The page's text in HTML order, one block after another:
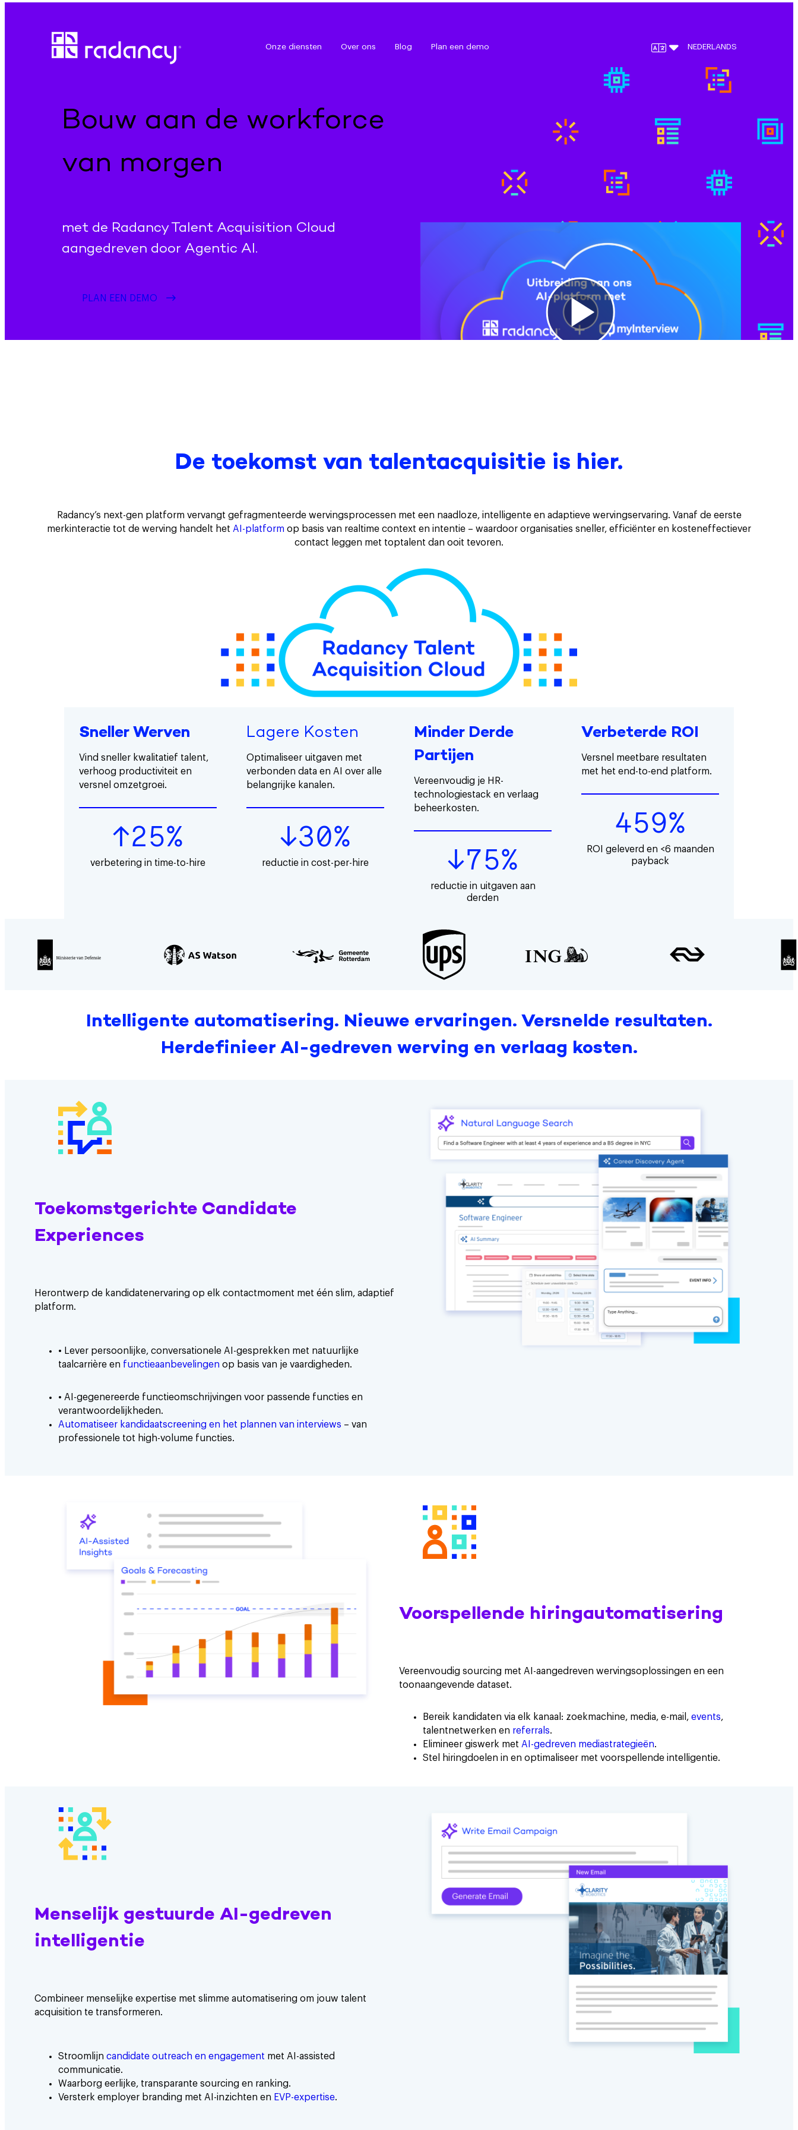
Onze diensten Over ons Blog Plan een demo NEDERLANDS
Bouw aan de workforce
van morgen
met de Radancy Talent Acquisition Cloud
aangedreven door Agentic AI.
PLAN EEN DEMO
De toekomst van talentacquisitie is hier.
Radancy’s next-gen platform vervangt gefragmenteerde wervingsprocessen met een naadloze, intelligente en adaptieve wervingservaring. Vanaf de eerste
merkinteractie tot de werving handelt het AI-platform op basis van realtime context en intentie – waardoor organisaties sneller, efficiënter en kosteneffectiever
contact leggen met toptalent dan ooit tevoren.
Sneller Werven
Vind sneller kwalitatief talent,
verhoog productiviteit en
versnel omzetgroei.
↑25%
verbetering in time-to-hire
Lagere Kosten
Optimaliseer uitgaven met
verbonden data en AI over alle
belangrijke kanalen.
↓30%
reductie in cost-per-hire
Minder Derde
Partijen
Vereenvoudig je HR-
technologiestack en verlaag
beheerkosten.
↓75%
reductie in uitgaven aan
derden
Verbeterde ROI
Versnel meetbare resultaten
met het end-to-end platform.
459%
ROI geleverd en <6 maanden
payback
Intelligente automatisering. Nieuwe ervaringen. Versnelde resultaten.
Herdefinieer AI-gedreven werving en verlaag kosten.
Toekomstgerichte Candidate
Experiences
Herontwerp de kandidatenervaring op elk contactmoment met één slim, adaptief
platform.
• Lever persoonlijke, conversationele AI-gesprekken met natuurlijke
taalcarrière en functieaanbevelingen op basis van je vaardigheden.
• AI-gegenereerde functieomschrijvingen voor passende functies en
verantwoordelijkheden.
Automatiseer kandidaatscreening en het plannen van interviews – van
professionele tot high-volume functies.
Voorspellende hiringautomatisering
Vereenvoudig sourcing met AI-aangedreven wervingsoplossingen en een
toonaangevende dataset.
Bereik kandidaten via elk kanaal: zoekmachine, media, e-mail, events,
talentnetwerken en referrals.
Elimineer giswerk met AI-gedreven mediastrategieën.
Stel hiringdoelen in en optimaliseer met voorspellende intelligentie.
Menselijk gestuurde AI-gedreven
intelligentie
Combineer menselijke expertise met slimme automatisering om jouw talent
acquisition te transformeren.
Stroomlijn candidate outreach en engagement met AI-assisted
communicatie.
Waarborg eerlijke, transparante sourcing en ranking.
Versterk employer branding met AI-inzichten en EVP-expertise.